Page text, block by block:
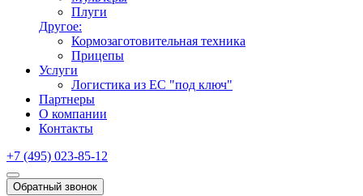
Плуги
Другое:
Кормозаготовительная техника
Прицепы
Услуги
Логистика из ЕС "под ключ"
Партнеры
О компании
Контакты
+7 (495) 023-85-12
Обратный звонок